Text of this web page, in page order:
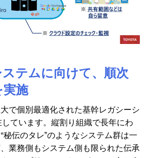
テムに向けて、順次
実施
で個別最適化された基幹レガシーシ
ています。縦割り組織で長年にわ
秘伝のタレ”のようなシステム群は一
業務側もシステム側も限られた伝承